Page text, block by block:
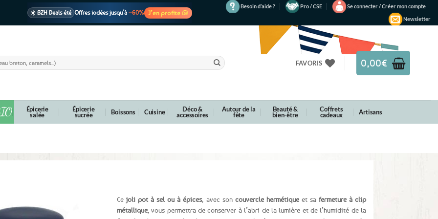
☀️ BZH Deals été Offres iodées jusqu’à –60% J’en profite 🐚
Besoin d’aide ? Pro / CSE
Se connecter / Créer mon compte
Newsletter
FAVORIS 0,00€
Épicerie
salée
Épicerie
sucrée Boissons Cuisine Déco &
accessoires
Autour de la
fête
Beauté &
bien-être
Coffrets
cadeaux Artisans
Cejoli pot à sel ou à épices, avec son couvercle hermétiqueet sa fermeture à clip
métallique , vous permettra de conserver à l’abri de la lumière et de l’humidité de la